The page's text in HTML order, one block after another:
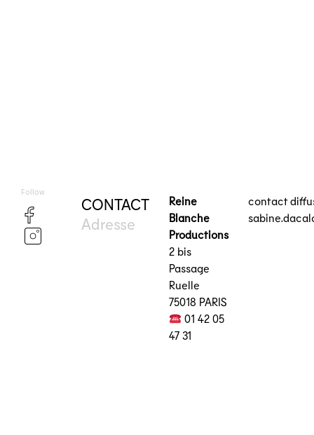
Follow
CONTACT
Adresse
Reine
Blanche
Productions
2 bis
Passage
Ruelle
75018 PARIS
01 42 05
47 31
contact